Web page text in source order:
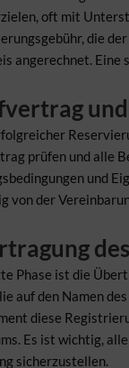
oft mit
die
angerechnet.
prüfen und alle
und
von der
Phase ist die
auf den Namen
diese
Es ist wichtig,
sicherzustellen.